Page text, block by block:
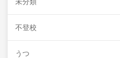
不登校
うつ